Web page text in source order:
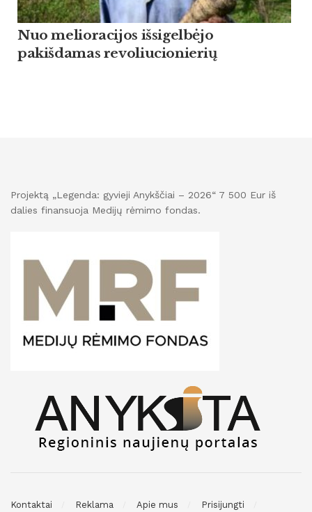
Nuo melioracijos išsigelbėjo
pakišdamas revoliucionierių
Projektą „Legenda: gyvieji Anykščiai – 2026“ 7 500 Eur iš
dalies finansuoja Medijų rėmimo fondas.
Kontaktai Reklama Apie mus Prisijungti